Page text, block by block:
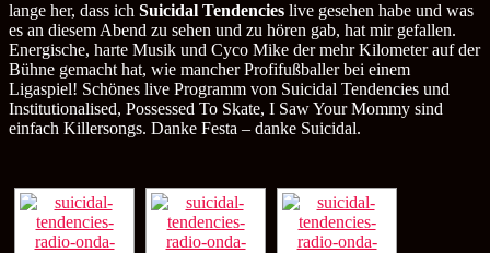
Onda
D’Urto
Brescia
lange her, dass ich Suicidal Tendencies live gesehen habe und was
es an diesem Abend zu sehen und zu hören gab, hat mir gefallen.
Energische, harte Musik und Cyco Mike der mehr Kilometer auf der
Bühne gemacht hat, wie mancher Profifußballer bei einem
Ligaspiel! Schönes live Programm von Suicidal Tendencies und
Institutionalised, Possessed To Skate, I Saw Your Mommy sind
einfach Killersongs. Danke Festa – danke Suicidal.